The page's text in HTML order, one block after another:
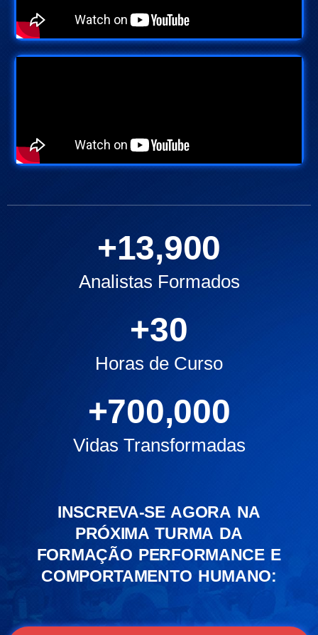
Analistas Formados
+13,900
Horas de Curso
+30
Vidas Transformadas
+700,000
INSCREVA-SE AGORA NA
PRÓXIMA TURMA DA
FORMAÇÃO PERFORMANCE E
COMPORTAMENTO HUMANO: